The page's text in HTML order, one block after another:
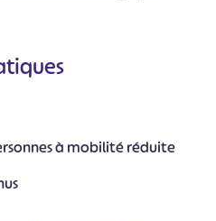
à mobilité réduite